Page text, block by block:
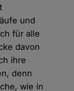
und
für alle
davon
ihre
denn
wie in